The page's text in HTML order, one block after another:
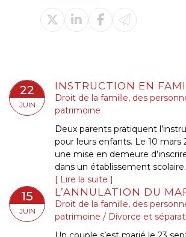
22
JUIN
Droit de la famille, des
patrimoine
Deux parents pratiquent
pour leurs enfants. Le 10 mars
une mise en demeure
dans un établissement
Lire la suite
15
JUIN
Droit de la famille, des
patrimoine / Divorce et